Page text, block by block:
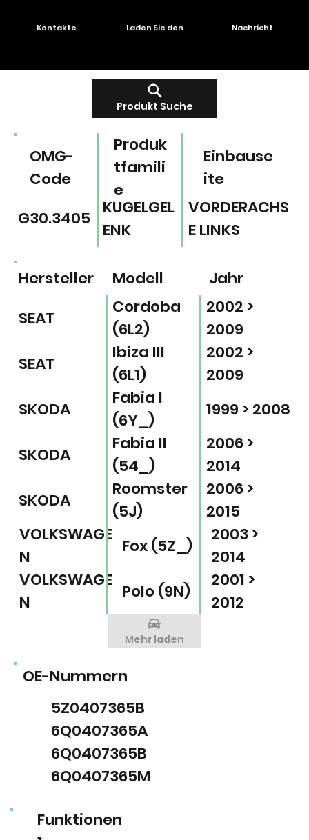
Produkt Suche
Kontakte Laden Sie den Nachricht
Funktionen
Einbause
ite
Produk
tfamili
e
OMG-
Code
VORDERACHS
E LINKS
KUGELGEL
ENK
G30.3405
OE-Nummern
5Z0407365B
6Q0407365A
6Q0407365B
6Q0407365M
Modell Jahr
Hersteller
SEAT
Cordoba
(6L2)
2002 >
2009
SEAT
Ibiza III
(6L1)
2002 >
2009
SKODA
Fabia I
(6Y_)
1999 > 2008
SKODA
Fabia II
(54_)
2006 >
2014
SKODA
Roomster
(5J)
2006 >
2015
VOLKSWAGE
N
Fox (5Z_)
2003 >
2014
VOLKSWAGE
N
Polo (9N)
2001 >
2012
Mehr laden